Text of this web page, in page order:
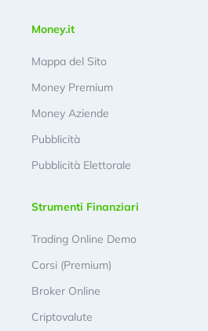
Money.it
Mappa del Sito
Money Premium
Money Aziende
Pubblicità
Pubblicità Elettorale
Strumenti Finanziari
Trading Online Demo
Corsi (Premium)
Broker Online
Criptovalute